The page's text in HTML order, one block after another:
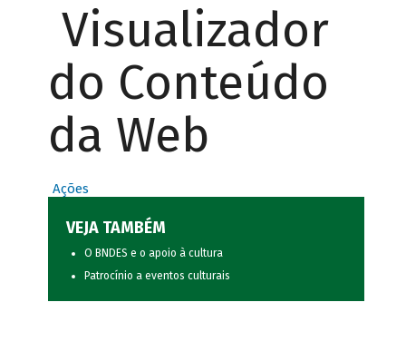
Visualizador
do Conteúdo
da Web
Ações
VEJA TAMBÉM
O BNDES e o apoio à cultura
Patrocínio a eventos culturais